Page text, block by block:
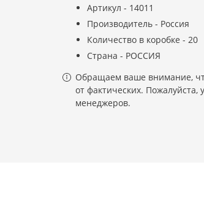
Артикул - 14011
Производитель - Россия
Количество в коробке - 20
Страна - РОССИЯ
Обращаем ваше внимание,
от фактических.
менеджеров.